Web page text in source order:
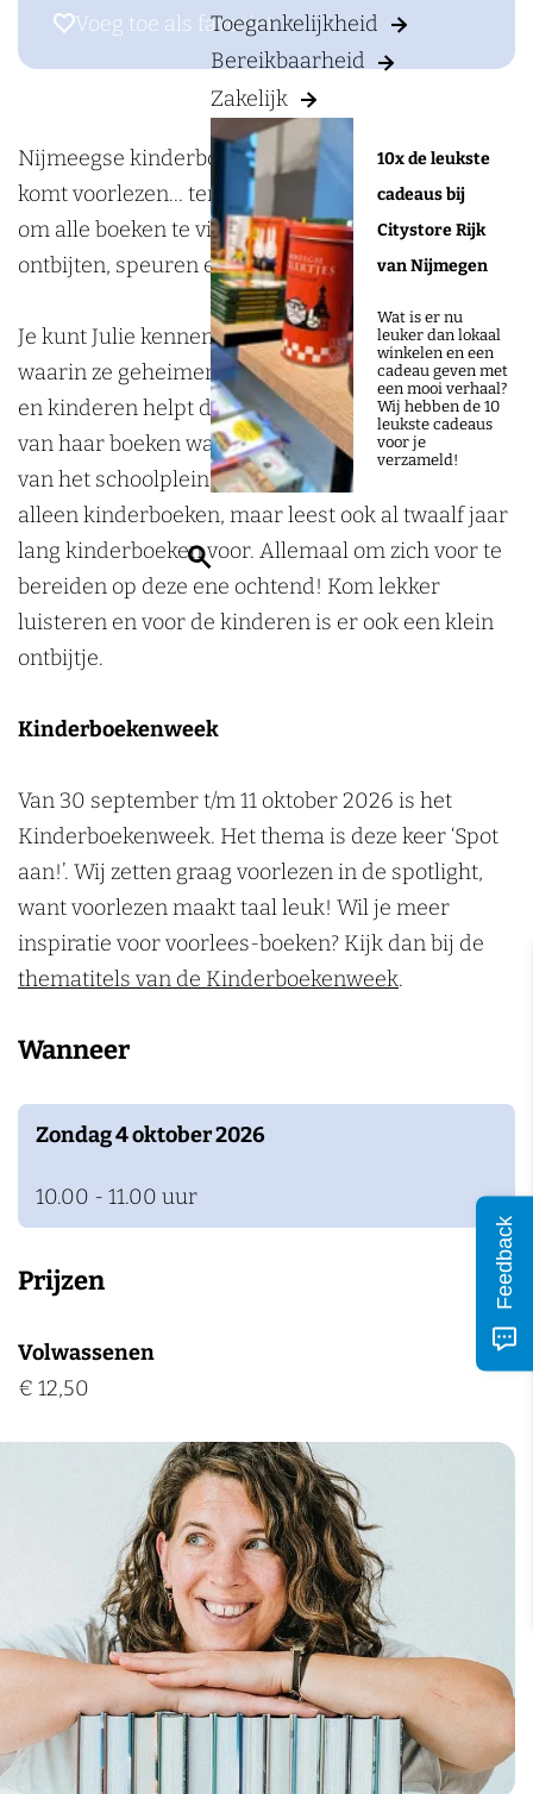
Toegankelijkheid
Bereikbaarheid
Zakelijk
10x de leukste
cadeaus bij
Citystore Rijk
van Nijmegen
Wat is er nu
leuker dan lokaal
winkelen en een
cadeau geven met
een mooi verhaal?
Wij hebben de 10
leukste cadeaus
voor je
verzameld!
Z
o
e
n
r
l
e
e
o
n
t
b
i
j
t
(
3
+
)
o
o
e
e
s
o
t
b
i
j
t
(
3
+
Voeg toe als favoriet
Voeg toe als favoriet
Nijmeegse kinderboekenschrijfster Julie de Graaf
komt voorlezen… tenminste, als jullie haar helpen
om alle boeken te vinden. We gaan gezellig
ontbijten, speuren en luisteren.
Je kunt Julie kennen van haar kinderboeken
waarin ze geheimen van grote mensen verklapt
en kinderen helpt de waarheid te vinden. Of juist
van haar boeken waarin drie vrienden het raadsel
van het schoolplein oplossen. Julie schrijft niet
alleen kinderboeken, maar leest ook al twaalf jaar
lang kinderboeken voor. Allemaal om zich voor te
bereiden op deze ene ochtend! Kom lekker
luisteren en voor de kinderen is er ook een klein
ontbijtje.
Kinderboekenweek
Van 30 september t/m 11 oktober 2026 is het
Kinderboekenweek. Het thema is deze keer ‘Spot
aan!’. Wij zetten graag voorlezen in de spotlight,
want voorlezen maakt taal leuk! Wil je meer
inspiratie voor voorlees-boeken? Kijk dan bij de
thematitels van de Kinderboekenweek.
Wanneer
Zondag 4 oktober 2026
10.00 - 11.00 uur
Prijzen
Volwassenen
€ 12,50
Feedback